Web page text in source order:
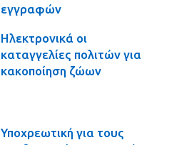
εγγραφών
Ηλεκτρονικά οι
καταγγελίες πολιτών για
κακοποίηση ζώων
Υποχρεωτική για τους